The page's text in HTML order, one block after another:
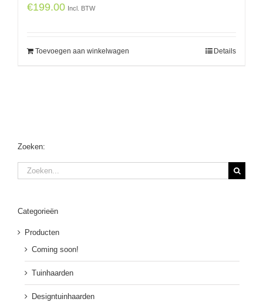
€199.00 Incl. BTW
Toevoegen aan winkelwagen Details
Zoeken:
Zoeken
naar:
Categorieën
Producten
Coming soon!
Tuinhaarden
Designtuinhaarden